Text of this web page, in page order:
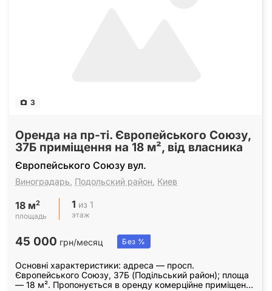
3
Оренда на пр-ті. Європейського Союзу,
37Б приміщення на 18 м², від власника
Європейського Союзу вул.
Виноградарь Подольский район Киев
18 м2
площадь
1 из 1
этаж
45 000 грн/месяц Без %
Основні характеристики: адреса — просп.
Європейського Союзу, 37Б (Подільський район); площа
— 18 м². Пропонується в оренду комерційне приміщення